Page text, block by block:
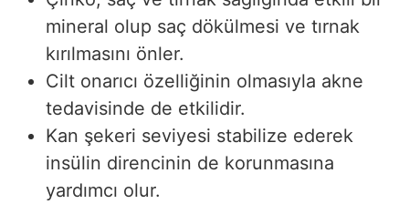
mineral olup saç dökülmesi ve tırnak
kırılmasını önler.
Cilt onarıcı özelliğinin olmasıyla akne
tedavisinde de etkilidir.
Kan şekeri seviyesi stabilize ederek
insülin direncinin de korunmasına
yardımcı olur.